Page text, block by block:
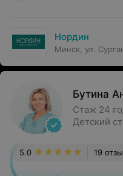
Нордин
Минск, ул.
Бутина
Стаж 24
Детский
19
5.0